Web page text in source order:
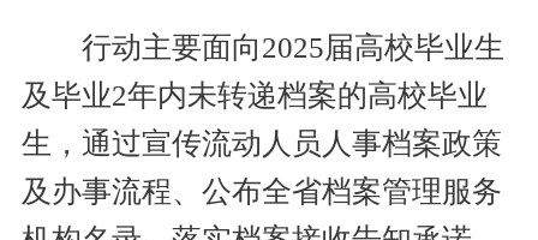
行动主要面向2025届高校毕业生
及毕业2年内未转递档案的高校毕业
生，通过宣传流动人员人事档案政策
及办事流程、公布全省档案管理服务